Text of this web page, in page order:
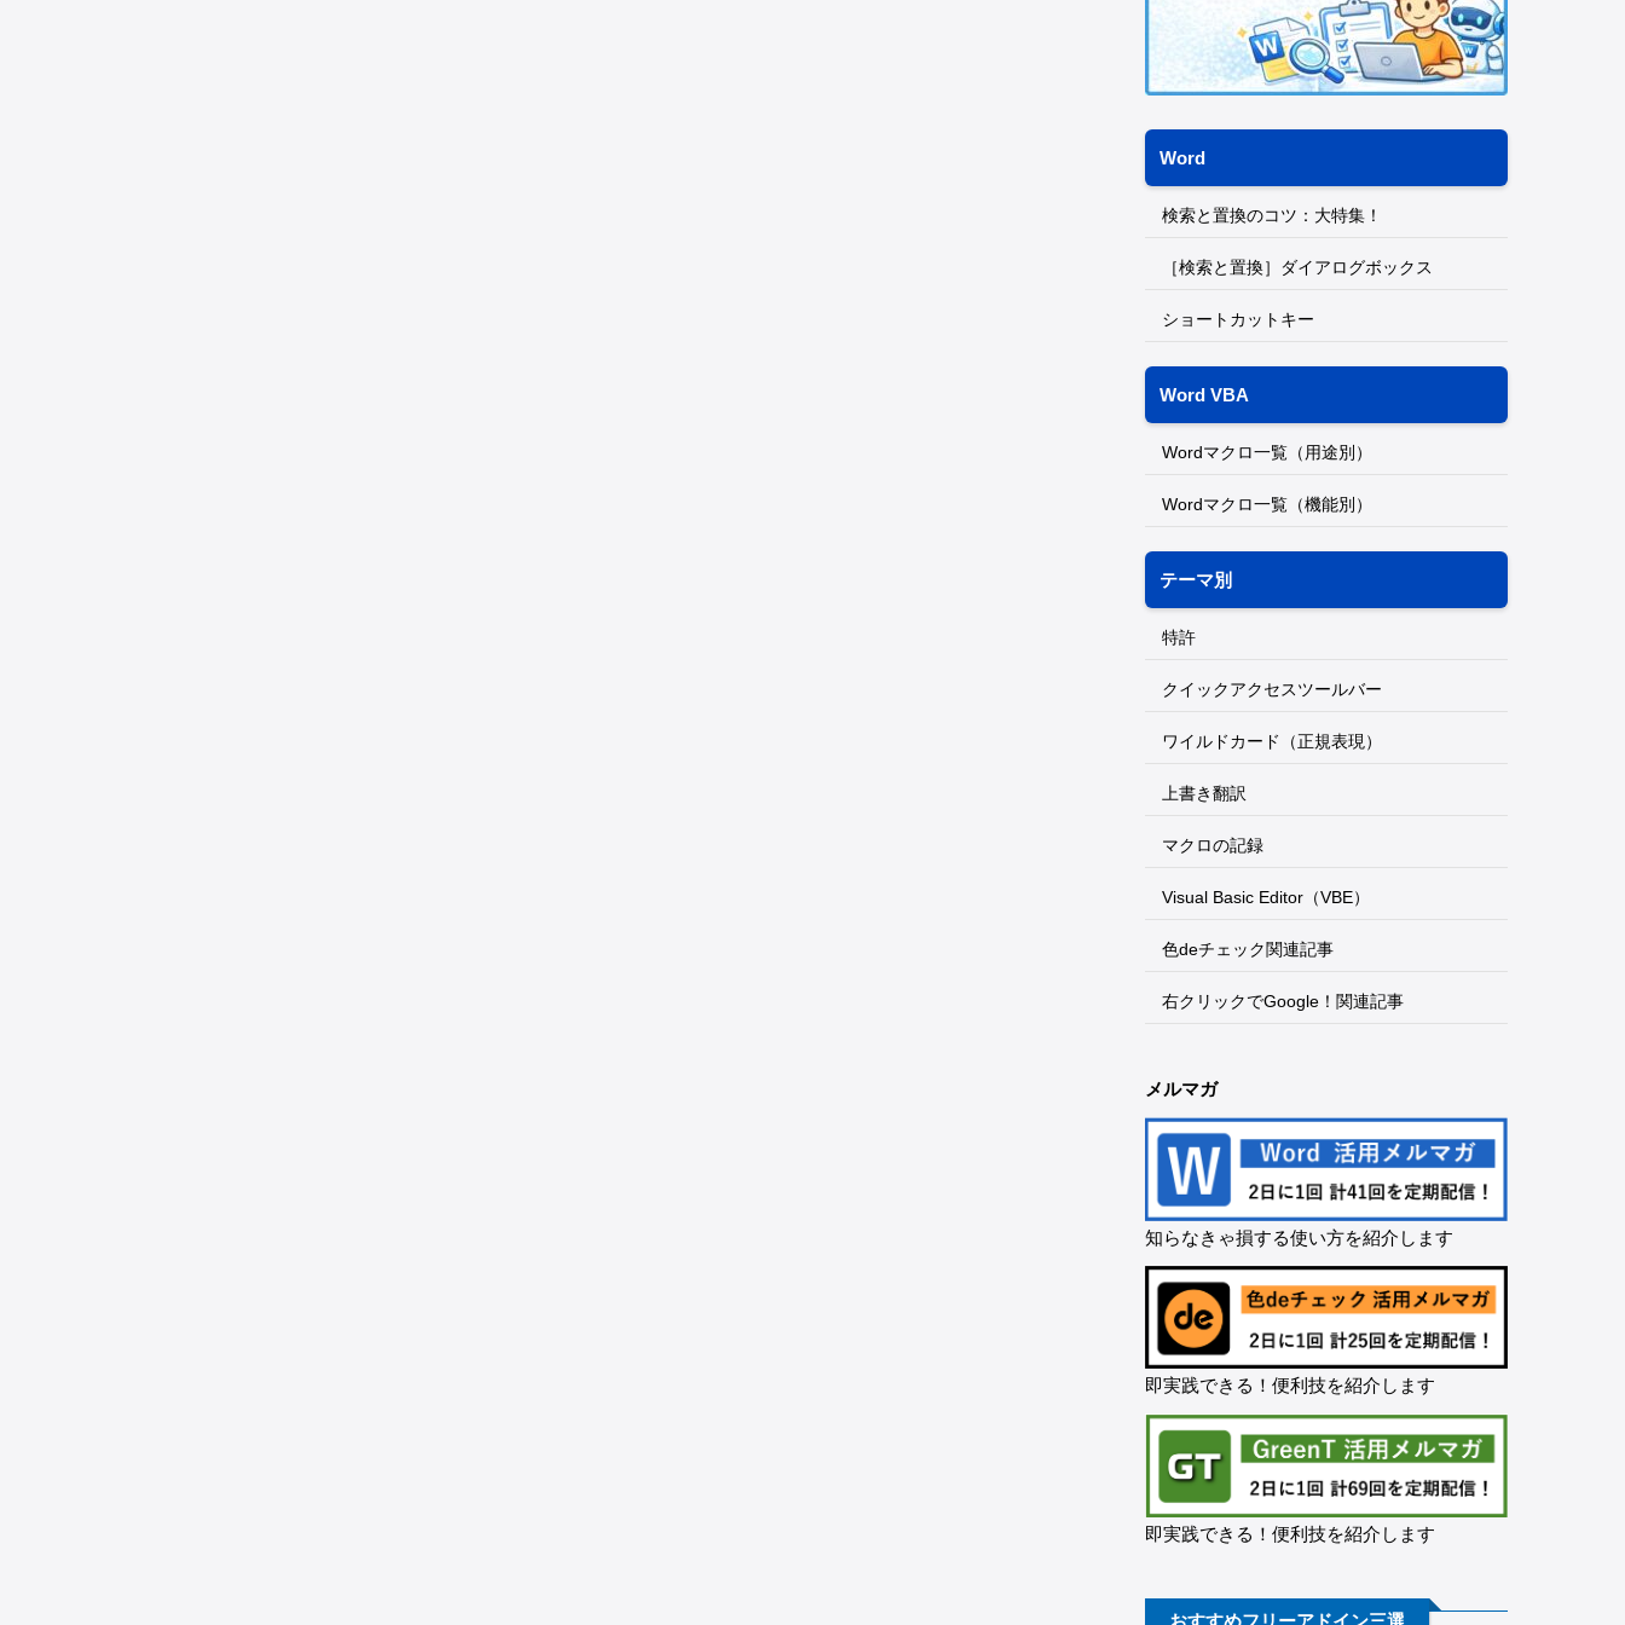
Word
検索と置換のコツ：大特集！
［検索と置換］ダイアログボックス
ショートカットキー
Word VBA
Wordマクロ一覧（用途別）
Wordマクロ一覧（機能別）
テーマ別
特許
クイックアクセスツールバー
ワイルドカード（正規表現）
上書き翻訳
マクロの記録
Visual Basic Editor（VBE）
色deチェック関連記事
右クリックでGoogle！関連記事
メルマガ
知らなきゃ損する使い方を紹介します
即実践できる！便利技を紹介します
即実践できる！便利技を紹介します
おすすめフリーアドイン三選